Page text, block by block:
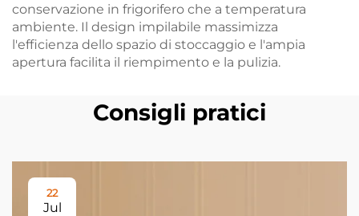
conservazione in frigorifero che a temperatura
ambiente. Il design impilabile massimizza
l'efficienza dello spazio di stoccaggio e l'ampia
apertura facilita il riempimento e la pulizia.
Consigli pratici
22
Jul